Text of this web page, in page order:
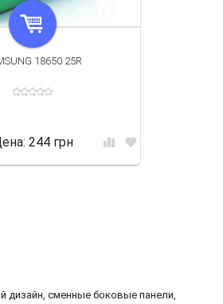
18650 25R
244 грн
дизайн, сменные боковые панели,